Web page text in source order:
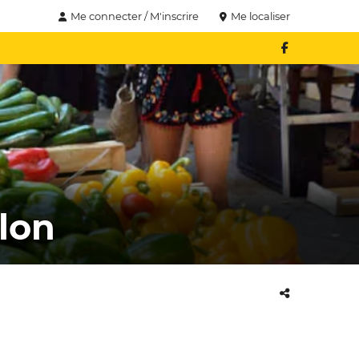
Me connecter / M'inscrire Me localiser